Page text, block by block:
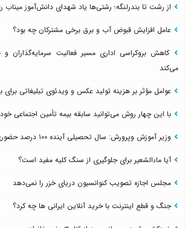
از رشت تا بندرلنگه؛ رشتی‌ها یاد شهدای دانش‌آموز میناب
عامل افزایش قبوض آب و برق برخی مشترکان چه بود؟
کاهش بروکراسی اداری مسیر فعالیت سرمایه‌گذاران و
می‌کند
عوامل مؤثر بر هزینه تولید عکس و ویدئوی تبلیغاتی برای
با این چهار روش می‌توانید سابقه بیمه تأمین اجتماعی خود
وزیر آموزش وپرورش: سال تحصیلی آینده ۱۰۰ درصد حضوری آغاز می شود
آیا ماءالشعیر برای جلوگیری از سنگ کلیه مفید است؟
مجلس اجازه تصویب کنوانسیون دریای خزر را نمی‌دهد
جنگ و قطع اینترنت با خرید آنلاین ایرانی ها چه کرد؟